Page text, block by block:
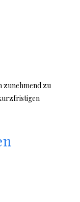
zunehmend zu